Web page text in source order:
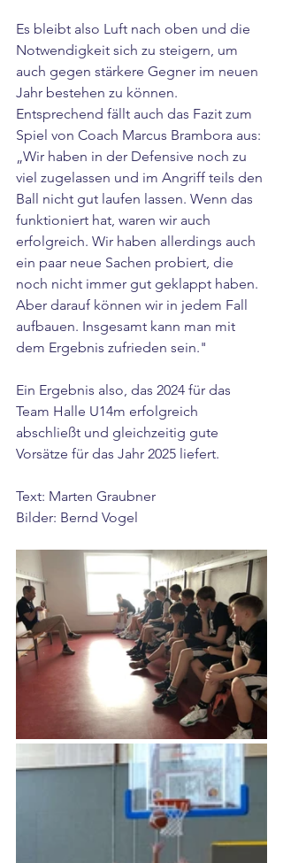
Es bleibt also Luft nach oben und die
Notwendigkeit sich zu steigern, um
auch gegen stärkere Gegner im neuen
Jahr bestehen zu können.
Entsprechend fällt auch das Fazit zum
Spiel von Coach Marcus Brambora aus:
„Wir haben in der Defensive noch zu
viel zugelassen und im Angriff teils den
Ball nicht gut laufen lassen. Wenn das
funktioniert hat, waren wir auch
erfolgreich. Wir haben allerdings auch
ein paar neue Sachen probiert, die
noch nicht immer gut geklappt haben.
Aber darauf können wir in jedem Fall
aufbauen. Insgesamt kann man mit
dem Ergebnis zufrieden sein."
Ein Ergebnis also, das 2024 für das
Team Halle U14m erfolgreich
abschließt und gleichzeitig gute
Vorsätze für das Jahr 2025 liefert.
Text: Marten Graubner
Bilder: Bernd Vogel